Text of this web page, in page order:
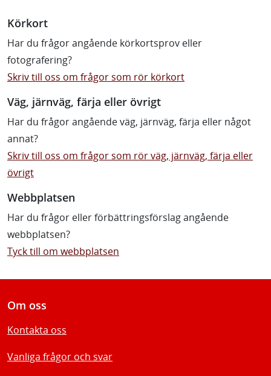
Körkort
Har du frågor angående körkortsprov eller
fotografering?
Skriv till oss om frågor som rör körkort
Väg, järnväg, färja eller övrigt
Har du frågor angående väg, järnväg, färja eller något
annat?
Skriv till oss om frågor som rör väg, järnväg, färja eller
övrigt
Webbplatsen
Har du frågor eller förbättringsförslag angående
webbplatsen?
Tyck till om webbplatsen
Om oss
Kontakta oss
Vanliga frågor och svar